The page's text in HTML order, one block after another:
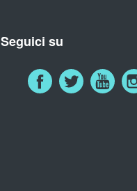
Seguici su